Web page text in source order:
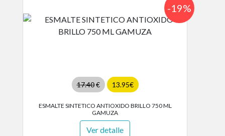
17.40€ 13.95€
-19%
ESMALTE SINTETICO ANTIOXIDO BRILLO 750 ML
GAMUZA
Ver detalle